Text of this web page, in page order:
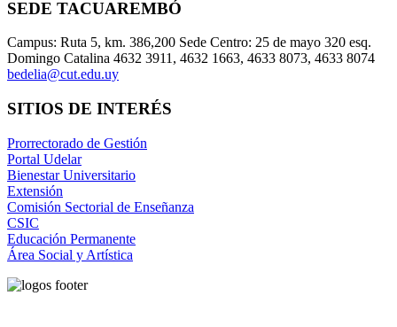
SEDE TACUAREMBÓ
Campus: Ruta 5, km. 386,200 Sede Centro: 25 de mayo 320 esq.
Domingo Catalina 4632 3911, 4632 1663, 4633 8073, 4633 8074
bedelia@cut.edu.uy
SITIOS DE INTERÉS
Prorrectorado de Gestión
Portal Udelar
Bienestar Universitario
Extensión
Comisión Sectorial de Enseñanza
CSIC
Educación Permanente
Área Social y Artística